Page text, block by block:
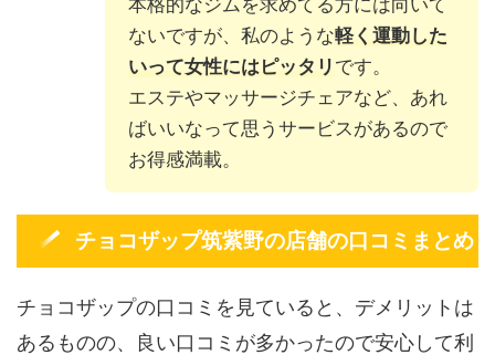
ないですが、私のような軽く運動した
いって女性にはピッタリ です。
エステやマッサージチェアなど、あれ
ばいいなって思うサービスがあるので
お得感満載。
チョコザップ筑紫野の店舗の口コミまとめ
チョコザップの口コミを見ていると、デメリットは
あるものの、良い口コミが多かったので安心して利